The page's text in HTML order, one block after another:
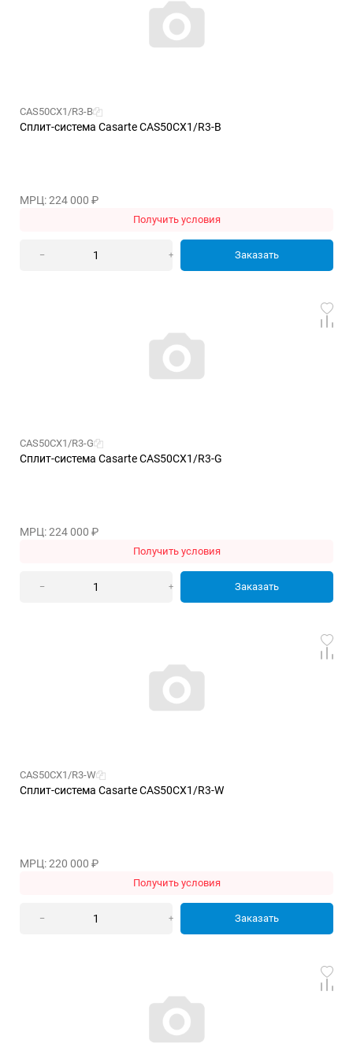
CAS50CX1/R3-B
Сплит-система Casarte CAS50CX1/R3-B
МРЦ: 224 000 ₽
Получить условия
– + Заказать
CAS50CX1/R3-G
Сплит-система Casarte CAS50CX1/R3-G
МРЦ: 224 000 ₽
Получить условия
– + Заказать
CAS50CX1/R3-W
Сплит-система Casarte CAS50CX1/R3-W
МРЦ: 220 000 ₽
Получить условия
– + Заказать